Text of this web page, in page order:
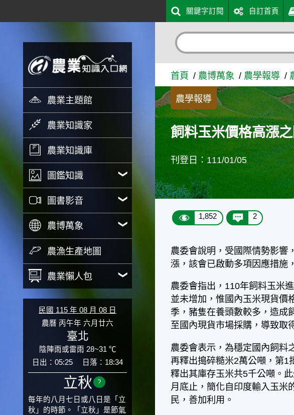
飼料玉米價格高漲之因應措施 - 農
農業主題館
農業知識家
農業知識庫
圖鑑知識
圖書影音
農博萬象
農漁生產地圖
農業懶人包
民國 115 年 08 月 08 日
農曆 丙午年 六月廿六
臺北
陰陣雨或雷雨 28~31 ℃
日出：05:25
日落：18:34
立秋 ?
每年的八月七日或八日是「立
秋」的時節。「立秋」是節氣
關鍵字訂閱 自訂首頁
首頁 農博萬象 農學報導
農學報導
飼料玉米價格高漲
刊登日：111/01/05
1,852 2
農委會說明，受國際情勢影響
漲，該會已啟動多項因應措施
農委會指出，110年飼料玉米
並未增加，惟國內玉米現貨價
季，豬隻在養頭數較多，造成
至國內現貨市場採購，導致取
農委會表示，為穩定國內飼料
再釋出搗碎糙米2萬公噸，第1
釋出其庫存玉米共5千公噸。
月底止，簡化自印度輸入玉米
民，善加利用。